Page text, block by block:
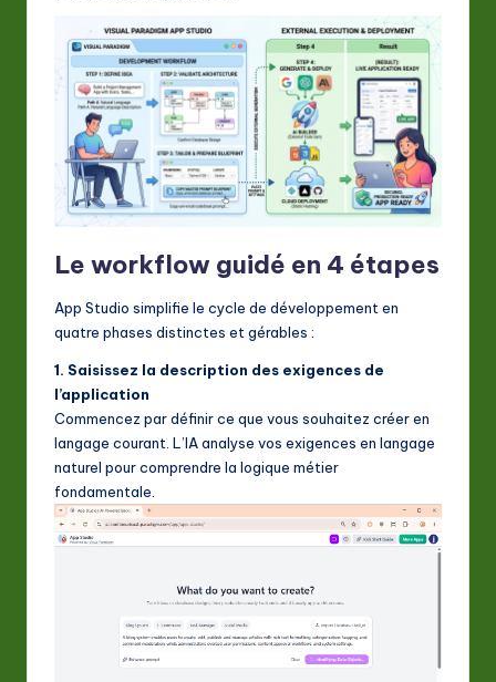
Le workflow guidé en 4 étapes
App Studio simplifie le cycle de développement en
quatre phases distinctes et gérables :
1. Saisissez la description des exigences de
l’application
Commencez par définir ce que vous souhaitez créer en
langage courant. L’IA analyse vos exigences en langage
naturel pour comprendre la logique métier
fondamentale.